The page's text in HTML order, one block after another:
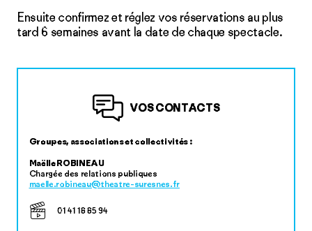
Ensuite confirmez et réglez vos réservations au plus
tard 6 semaines avant la date de chaque spectacle.
VOS CONTACTS
Groupes, associations et collectivités :
Maëlle ROBINEAU
Chargée des relations publiques
maelle.robineau@theatre-suresnes.fr
01 41 18 85 94